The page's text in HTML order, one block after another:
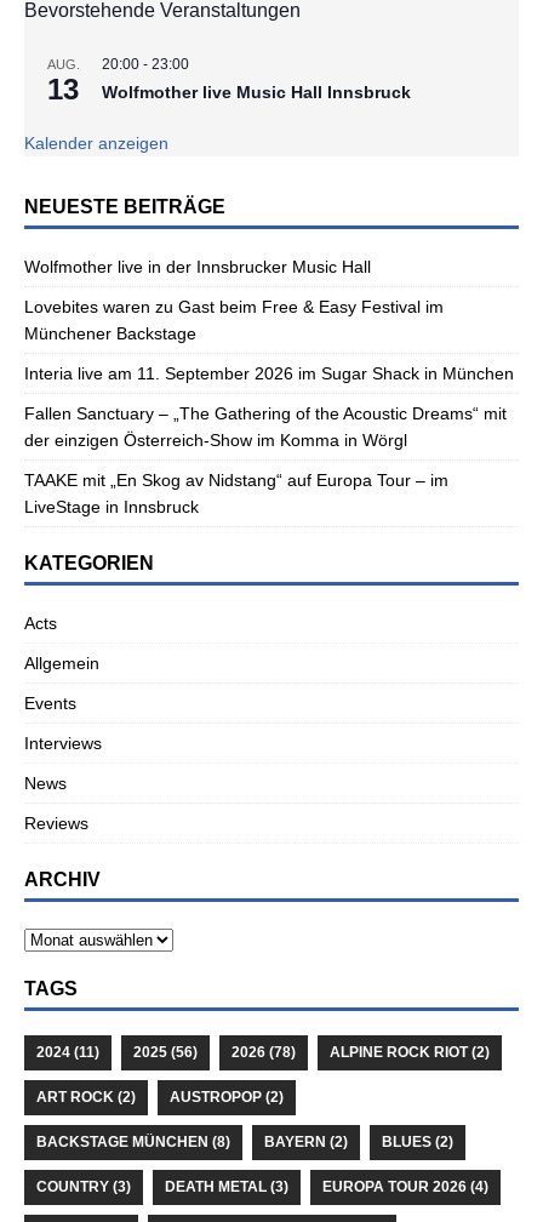
Bevorstehende Veranstaltungen
AUG.
13
20:00 - 23:00
Wolfmother live Music Hall Innsbruck
Kalender anzeigen
NEUESTE BEITRÄGE
Wolfmother live in der Innsbrucker Music Hall
Lovebites waren zu Gast beim Free & Easy Festival im
Münchener Backstage
Interia live am 11. September 2026 im Sugar Shack in München
Fallen Sanctuary – „The Gathering of the Acoustic Dreams“ mit
der einzigen Österreich-Show im Komma in Wörgl
TAAKE mit „En Skog av Nidstang“ auf Europa Tour – im
LiveStage in Innsbruck
KATEGORIEN
Acts
Allgemein
Events
Interviews
News
Reviews
ARCHIV
TAGS
2024 (11) 2025 (56) 2026 (78) ALPINE ROCK RIOT(2)
ART ROCK (2) AUSTROPOP (2)
BACKSTAGE MÜNCHEN (8) BAYERN (2) BLUES (2)
COUNTRY (3) DEATH METAL (3) EUROPA TOUR 2026 (4)